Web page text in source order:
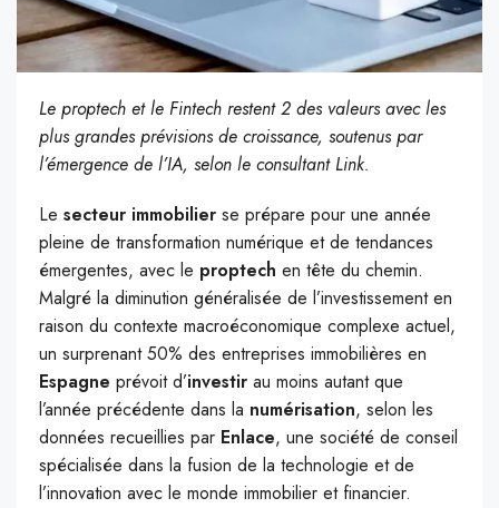
Le proptech et le Fintech restent 2 des valeurs avec les
plus grandes prévisions de croissance, soutenus par
l’émergence de l’IA, selon le consultant Link.
Le secteur immobilier se prépare pour une année
pleine de transformation numérique et de tendances
émergentes, avec le proptech en tête du chemin.
Malgré la diminution généralisée de l’investissement en
raison du contexte macroéconomique complexe actuel,
un surprenant 50% des entreprises immobilières en
Espagne prévoit d’investir au moins autant que
l’année précédente dans la numérisation, selon les
données recueillies par Enlace, une société de conseil
spécialisée dans la fusion de la technologie et de
l’innovation avec le monde immobilier et financier.